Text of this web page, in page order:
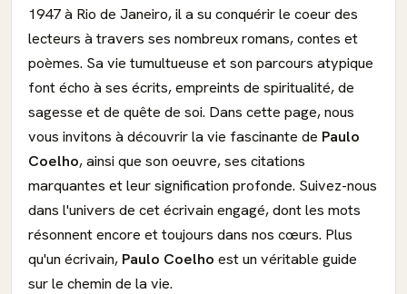
1947 à Rio de Janeiro, il a su conquérir le coeur des
lecteurs à travers ses nombreux romans, contes et
poèmes. Sa vie tumultueuse et son parcours atypique
font écho à ses écrits, empreints de spiritualité, de
sagesse et de quête de soi. Dans cette page, nous
vous invitons à découvrir la vie fascinante de Paulo
Coelho, ainsi que son oeuvre, ses citations
marquantes et leur signification profonde. Suivez-nous
dans l'univers de cet écrivain engagé, dont les mots
résonnent encore et toujours dans nos cœurs. Plus
qu'un écrivain, Paulo Coelho est un véritable guide
sur le chemin de la vie.